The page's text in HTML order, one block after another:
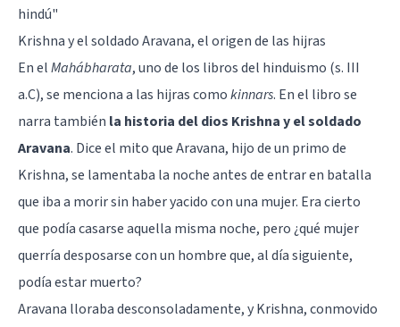
hindú"
Krishna y el soldado Aravana, el origen de las hijras
En elMahábharata, uno de los libros del hinduismo (s. III
a.C), se menciona a las hijras comokinnars. En el libro se
narra también la historia del dios Krishna y el soldado
Aravana. Dice el mito que Aravana, hijo de un primo de
Krishna, se lamentaba la noche antes de entrar en batalla
que iba a morir sin haber yacido con una mujer. Era cierto
que podía casarse aquella misma noche, pero ¿qué mujer
querría desposarse con un hombre que, al día siguiente,
podía estar muerto?
Aravana lloraba desconsoladamente, y Krishna, conmovido